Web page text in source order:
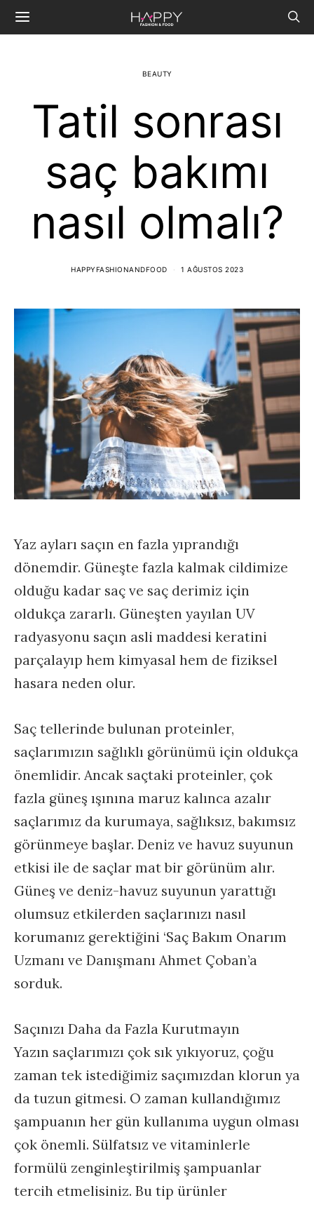
BEAUTY
Tatil sonrası
saç bakımı
nasıl olmalı?
HAPPYFASHIONANDFOOD 1 AĞUSTOS 2023
Yaz ayları saçın en fazla yıprandığı
dönemdir. Güneşte fazla kalmak cildimize
olduğu kadar saç ve saç derimiz için
oldukça zararlı. Güneşten yayılan UV
radyasyonu saçın asli maddesi keratini
parçalayıp hem kimyasal hem de fiziksel
hasara neden olur.
Saç tellerinde bulunan proteinler,
saçlarımızın sağlıklı görünümü için oldukça
önemlidir. Ancak saçtaki proteinler, çok
fazla güneş ışınına maruz kalınca azalır
saçlarımız da kurumaya, sağlıksız, bakımsız
görünmeye başlar. Deniz ve havuz suyunun
etkisi ile de saçlar mat bir görünüm alır.
Güneş ve deniz-havuz suyunun yarattığı
olumsuz etkilerden saçlarınızı nasıl
korumanız gerektiğini ‘Saç Bakım Onarım
Uzmanı ve Danışmanı Ahmet Çoban’a
sorduk.
Saçınızı Daha da Fazla Kurutmayın
Yazın saçlarımızı çok sık yıkıyoruz, çoğu
zaman tek istediğimiz saçımızdan klorun ya
da tuzun gitmesi. O zaman kullandığımız
şampuanın her gün kullanıma uygun olması
çok önemli. Sülfatsız ve vitaminlerle
formülü zenginleştirilmiş şampuanlar
tercih etmelisiniz. Bu tip ürünler